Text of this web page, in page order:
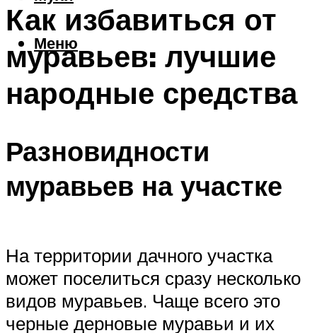
Меню
Как избавиться от
муравьев: лучшие
народные средства
Разновидности
муравьев на участке
На территории дачного участка
может поселиться сразу несколько
видов муравьев. Чаще всего это
черные дерновые муравьи и их